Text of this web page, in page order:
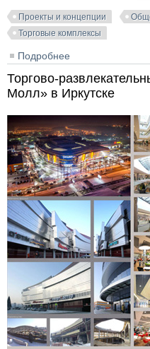
Проекты и концепции
Торговые комплексы
Подробнее
первой
Торгово-
Молл» в Иркутске